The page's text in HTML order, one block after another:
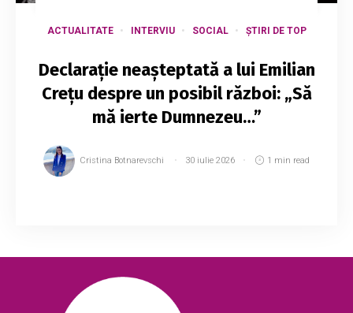
ACTUALITATE INTERVIU SOCIAL ȘTIRI DE TOP
Declarație neașteptată a lui Emilian
Crețu despre un posibil război: „Să
mă ierte Dumnezeu…”
Cristina Botnarevschi 30 iulie 2026 1 min read
Acesta a vorbit deschis despre alegeri per...